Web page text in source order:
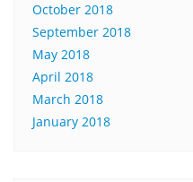
October 2018
September 2018
May 2018
April 2018
March 2018
January 2018